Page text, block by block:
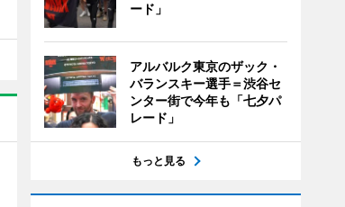
ード」
アルバルク東京のザック・
バランスキー選手＝渋谷セ
ンター街で今年も「七夕パ
レード」
もっと見る